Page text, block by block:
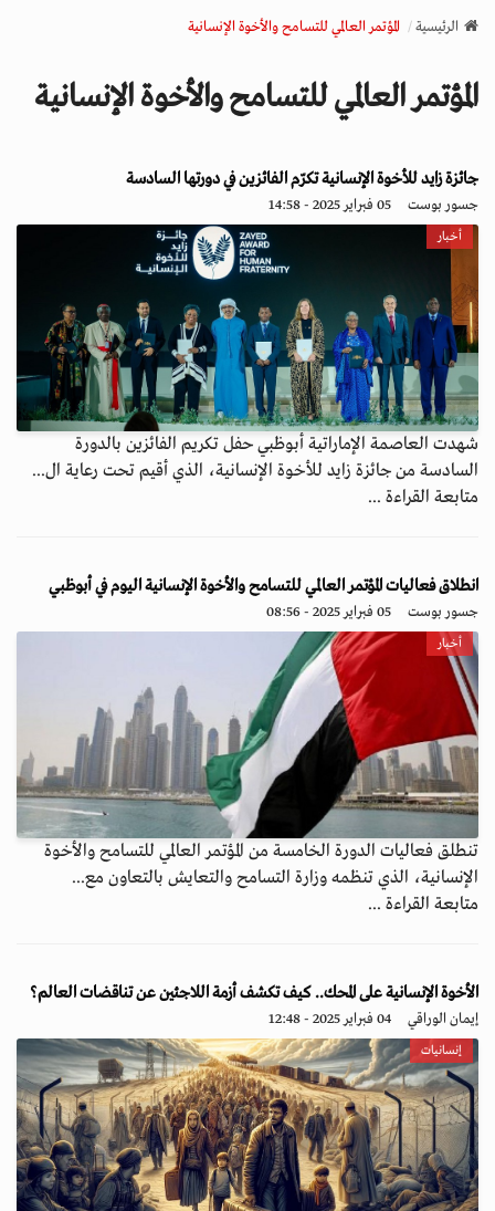
v
a
o
n
الرئيسية المؤتمر العالمي للتسامح والأخوة الإنسانية
المؤتمر العالمي للتسامح والأخوة الإنسانية
جائزة زايد للأخوة الإنسانية تكرّم الفائزين في دورتها السادسة
جسور بوست 05 فبراير 2025 - 14:58
أخبار
شهدت العاصمة الإماراتية أبوظبي حفل تكريم الفائزين بالدورة
السادسة من جائزة زايد للأخوة الإنسانية، الذي أقيم تحت رعاية ال...
متابعة القراءة ...
انطلاق فعاليات المؤتمر العالمي للتسامح والأخوة الإنسانية اليوم في أبوظبي
جسور بوست 05 فبراير 2025 - 08:56
أخبار
تنطلق فعاليات الدورة الخامسة من المؤتمر العالمي للتسامح والأخوة
الإنسانية، الذي تنظمه وزارة التسامح والتعايش بالتعاون مع...
متابعة القراءة ...
الأخوة الإنسانية على المحك.. كيف تكشف أزمة اللاجئين عن تناقضات العالم؟
إيمان الوراقي 04 فبراير 2025 - 12:48
إنسانيات